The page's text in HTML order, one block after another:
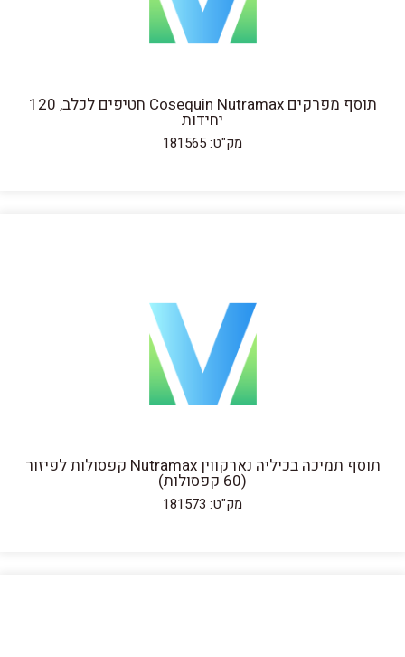
תוסף מפרקים Cosequin Nutramax חטיפים לכלב, 120
יחידות
מק"ט: 181565
תוסף תמיכה בכיליה נארקווין Nutramax קפסולות לפיזור
(60 קפסולות)
מק"ט: 181573